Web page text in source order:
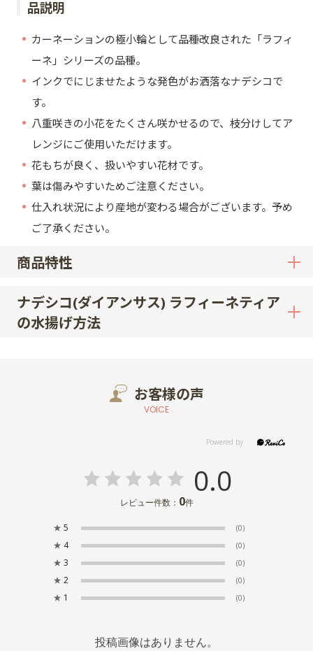
商品特性
ナデシコ(ダイアンサス) ラフィーネティア
の水揚げ方法
品説明
カーネーションの極小輪として品種改良された「ラフィ
ーネ」シリーズの品種。
インクでにじませたような発色がお洒落なナデシコで
す。
八重咲きの小花をたくさん咲かせるので、枝分けしてア
レンジにご使用いただけます。
花もちが良く、扱いやすい花材です。
葉は傷みやすいためご注意ください。
仕入れ状況により産地が変わる場合がございます。予め
ご了承ください。
お客様の声
VOICE
0.0
レビュー件数： 0件
★ 5 (0)
★ 4 (0)
★ 3 (0)
★ 2 (0)
★ 1 (0)
投稿画像はありません。